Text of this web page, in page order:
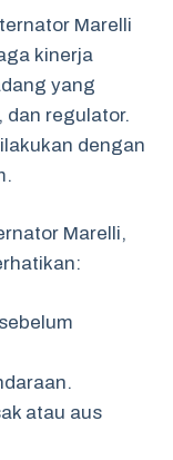
Marelli
kinerja
yang
dan regulator.
dengan
Marelli,
atau aus